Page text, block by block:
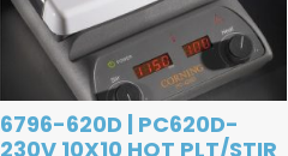
6796-620D | PC620D-
230V 10X10 HOT PLT/STIR